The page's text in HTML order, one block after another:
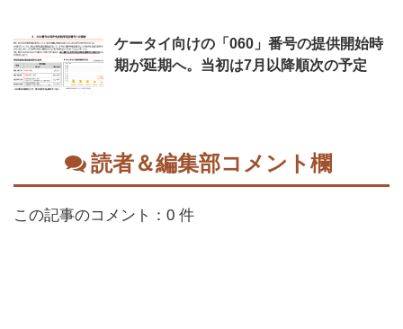
ケータイ向けの「060」番号の提供開始時
期が延期へ。当初は7月以降順次の予定
読者＆編集部コメント欄
この記事のコメント：0 件